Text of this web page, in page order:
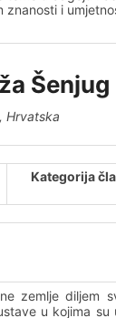
znanosti i
Šenjug
Hrvatska
Kategorija
zemlje diljem
u kojima